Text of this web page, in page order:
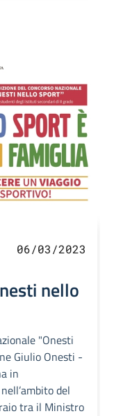
06/03/2023
nello
"Onesti
Giulio Onesti -
in
del
tra il Ministro